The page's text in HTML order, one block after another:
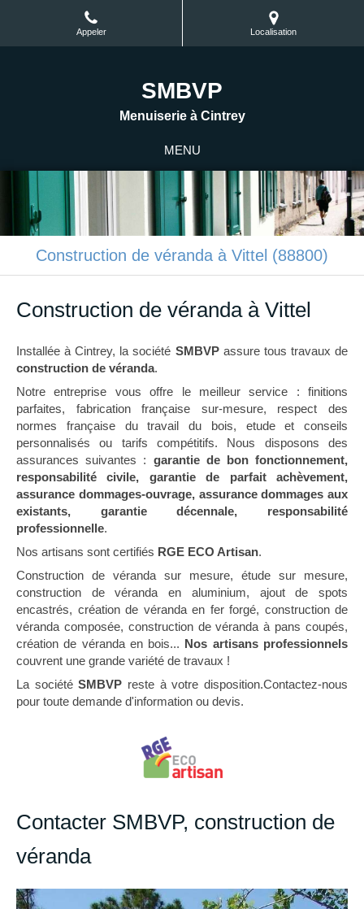
Appeler Localisation
SMBVP
Menuiserie à Cintrey
MENU
Construction de véranda à Vittel (88800)
Construction de véranda à Vittel
Installée à Cintrey, la société SMBVPassure tous travaux de
construction de véranda.
Notre entreprise vous offre le meilleur service : finitions
parfaites, fabrication française sur-mesure, respect des
normes française du travail du bois, etude et conseils
personnalisés ou tarifs compétitifs. Nous disposons des
assurances suivantes : garantie de bon fonctionnement,
responsabilité civile, garantie de parfait achèvement,
assurance dommages-ouvrage, assurance dommages aux
existants, garantie décennale, responsabilité
professionnelle.
Nos artisans sont certifiés RGE ECO Artisan.
Construction de véranda sur mesure, étude sur mesure,
construction de véranda en aluminium, ajout de spots
encastrés, création de véranda en fer forgé, construction de
véranda composée, construction de véranda à pans coupés,
création de véranda en bois... Nos artisans professionnels
couvrent une grande variété de travaux !
La sociétéSMBVP reste à votre disposition.Contactez-nous
pour toute demande d'information ou devis.
Contacter SMBVP, construction de
véranda